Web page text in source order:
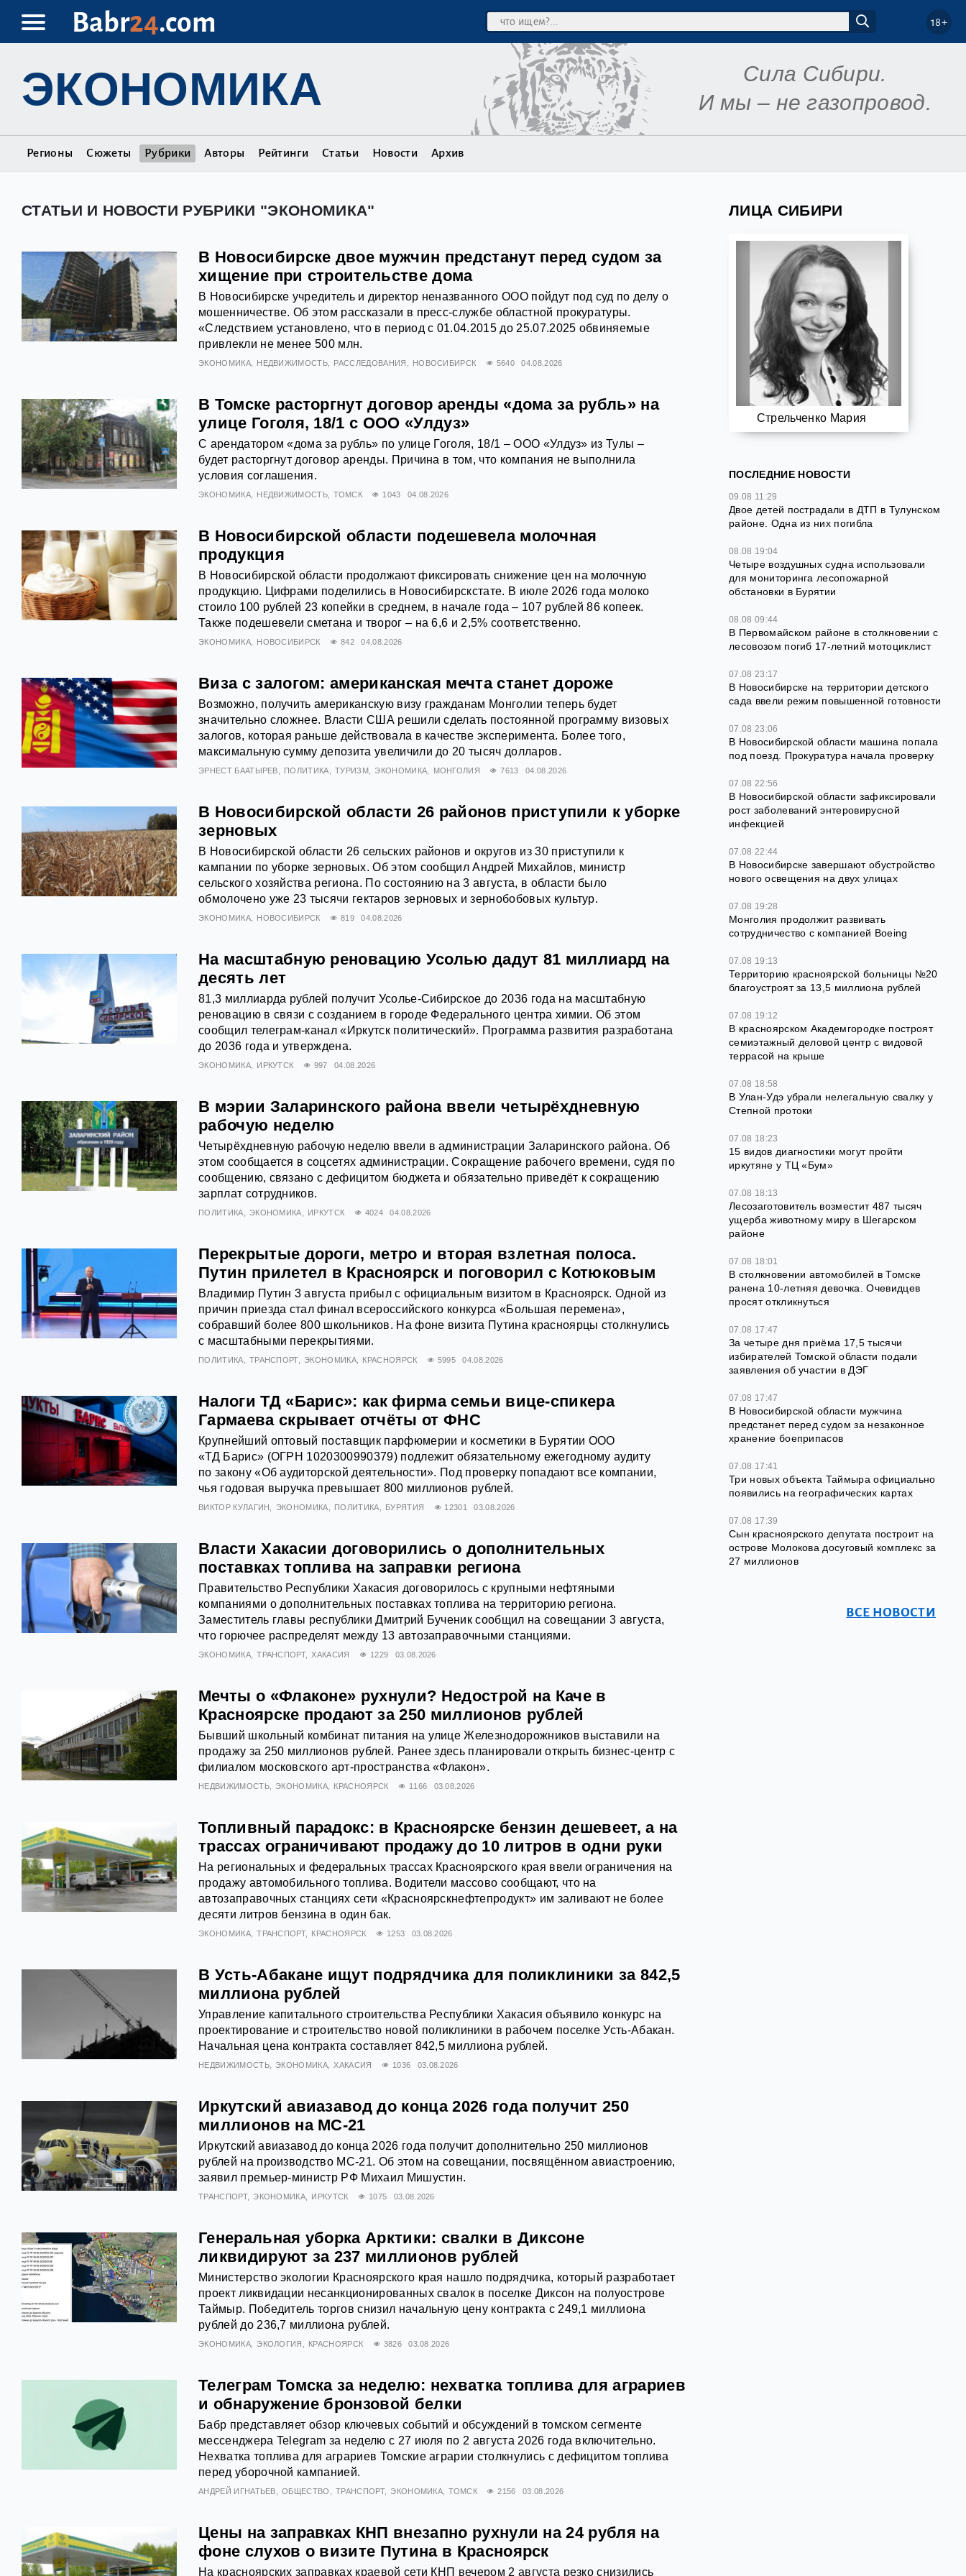
Babr24.com 18+
Сила Сибири.
И мы – не газопровод.
ЭКОНОМИКА
Регионы Сюжеты Рубрики Авторы Рейтинги Статьи Новости Архив
СТАТЬИ И НОВОСТИ РУБРИКИ "ЭКОНОМИКА"
В Новосибирске двое мужчин предстанут перед судом за
хищение при строительстве дома
В Новосибирске учредитель и директор неназванного ООО пойдут под суд по делу о
мошенничестве. Об этом рассказали в пресс-службе областной прокуратуры.
«Следствием установлено, что в период с 01.04.2015 до 25.07.2025 обвиняемые
привлекли не менее 500 млн.
ЭКОНОМИКА НЕДВИЖИМОСТЬ РАССЛЕДОВАНИЯ НОВОСИБИРСК 5640 04.08.2026
В Томске расторгнут договор аренды «дома за рубль» на
улице Гоголя, 18/1 с ООО «Улдуз»
С арендатором «дома за рубль» по улице Гоголя, 18/1 – ООО «Улдуз» из Тулы –
будет расторгнут договор аренды. Причина в том, что компания не выполнила
условия соглашения.
ЭКОНОМИКА НЕДВИЖИМОСТЬ ТОМСК 1043 04.08.2026
В Новосибирской области подешевела молочная
продукция
В Новосибирской области продолжают фиксировать снижение цен на молочную
продукцию. Цифрами поделились в Новосибирскстате. В июле 2026 года молоко
стоило 100 рублей 23 копейки в среднем, в начале года – 107 рублей 86 копеек.
Также подешевели сметана и творог – на 6,6 и 2,5% соответственно.
ЭКОНОМИКА НОВОСИБИРСК 842 04.08.2026
Виза с залогом: американская мечта станет дороже
Возможно, получить американскую визу гражданам Монголии теперь будет
значительно сложнее. Власти США решили сделать постоянной программу визовых
залогов, которая раньше действовала в качестве эксперимента. Более того,
максимальную сумму депозита увеличили до 20 тысяч долларов.
ЭРНЕСТ БААТЫРЕВ ПОЛИТИКА ТУРИЗМ ЭКОНОМИКА МОНГОЛИЯ 7613 04.08.2026
В Новосибирской области 26 районов приступили к уборке
зерновых
В Новосибирской области 26 сельских районов и округов из 30 приступили к
кампании по уборке зерновых. Об этом сообщил Андрей Михайлов, министр
сельского хозяйства региона. По состоянию на 3 августа, в области было
обмолочено уже 23 тысячи гектаров зерновых и зернобобовых культур.
ЭКОНОМИКА НОВОСИБИРСК 819 04.08.2026
На масштабную реновацию Усолью дадут 81 миллиард на
десять лет
81,3 миллиарда рублей получит Усолье‑Сибирское до 2036 года на масштабную
реновацию в связи с созданием в городе Федерального центра химии. Об этом
сообщил телеграм‑канал «Иркутск политический». Программа развития разработана
до 2036 года и утверждена.
ЭКОНОМИКА ИРКУТСК 997 04.08.2026
В мэрии Заларинского района ввели четырёхдневную
рабочую неделю
Четырёхдневную рабочую неделю ввели в администрации Заларинского района. Об
этом сообщается в соцсетях администрации. Сокращение рабочего времени, судя по
сообщению, связано с дефицитом бюджета и обязательно приведёт к сокращению
зарплат сотрудников.
ПОЛИТИКА ЭКОНОМИКА ИРКУТСК 4024 04.08.2026
Перекрытые дороги, метро и вторая взлетная полоса.
Путин прилетел в Красноярск и поговорил с Котюковым
Владимир Путин 3 августа прибыл с официальным визитом в Красноярск. Одной из
причин приезда стал финал всероссийского конкурса «Большая перемена»,
собравший более 800 школьников. На фоне визита Путина красноярцы столкнулись
с масштабными перекрытиями.
ПОЛИТИКА ТРАНСПОРТ ЭКОНОМИКА КРАСНОЯРСК 5995 04.08.2026
Налоги ТД «Барис»: как фирма семьи вице-спикера
Гармаева скрывает отчёты от ФНС
Крупнейший оптовый поставщик парфюмерии и косметики в Бурятии ООО
«ТД Барис» (ОГРН 1020300990379) подлежит обязательному ежегодному аудиту
по закону «Об аудиторской деятельности». Под проверку попадают все компании,
чья годовая выручка превышает 800 миллионов рублей.
ВИКТОР КУЛАГИН ЭКОНОМИКА ПОЛИТИКА БУРЯТИЯ 12301 03.08.2026
Власти Хакасии договорились о дополнительных
поставках топлива на заправки региона
Правительство Республики Хакасия договорилось с крупными нефтяными
компаниями о дополнительных поставках топлива на территорию региона.
Заместитель главы республики Дмитрий Бученик сообщил на совещании 3 августа,
что горючее распределят между 13 автозаправочными станциями.
ЭКОНОМИКА ТРАНСПОРТ ХАКАСИЯ 1229 03.08.2026
Мечты о «Флаконе» рухнули? Недострой на Каче в
Красноярске продают за 250 миллионов рублей
Бывший школьный комбинат питания на улице Железнодорожников выставили на
продажу за 250 миллионов рублей. Ранее здесь планировали открыть бизнес-центр с
филиалом московского арт-пространства «Флакон».
НЕДВИЖИМОСТЬ ЭКОНОМИКА КРАСНОЯРСК 1166 03.08.2026
Топливный парадокс: в Красноярске бензин дешевеет, а на
трассах ограничивают продажу до 10 литров в одни руки
На региональных и федеральных трассах Красноярского края ввели ограничения на
продажу автомобильного топлива. Водители массово сообщают, что на
автозаправочных станциях сети «Красноярскнефтепродукт» им заливают не более
десяти литров бензина в один бак.
ЭКОНОМИКА ТРАНСПОРТ КРАСНОЯРСК 1253 03.08.2026
В Усть-Абакане ищут подрядчика для поликлиники за 842,5
миллиона рублей
Управление капитального строительства Республики Хакасия объявило конкурс на
проектирование и строительство новой поликлиники в рабочем поселке Усть-Абакан.
Начальная цена контракта составляет 842,5 миллиона рублей.
НЕДВИЖИМОСТЬ ЭКОНОМИКА ХАКАСИЯ 1036 03.08.2026
Иркутский авиазавод до конца 2026 года получит 250
миллионов на МС-21
Иркутский авиазавод до конца 2026 года получит дополнительно 250 миллионов
рублей на производство МС‑21. Об этом на совещании, посвящённом авиастроению,
заявил премьер‑министр РФ Михаил Мишустин.
ТРАНСПОРТ ЭКОНОМИКА ИРКУТСК 1075 03.08.2026
Генеральная уборка Арктики: свалки в Диксоне
ликвидируют за 237 миллионов рублей
Министерство экологии Красноярского края нашло подрядчика, который разработает
проект ликвидации несанкционированных свалок в поселке Диксон на полуострове
Таймыр. Победитель торгов снизил начальную цену контракта с 249,1 миллиона
рублей до 236,7 миллиона рублей.
ЭКОНОМИКА ЭКОЛОГИЯ КРАСНОЯРСК 3826 03.08.2026
Телеграм Томска за неделю: нехватка топлива для аграриев
и обнаружение бронзовой белки
Бабр представляет обзор ключевых событий и обсуждений в томском сегменте
мессенджера Telegram за неделю с 27 июля по 2 августа 2026 года включительно.
Нехватка топлива для аграриев Томские аграрии столкнулись с дефицитом топлива
перед уборочной кампанией.
АНДРЕЙ ИГНАТЬЕВ ОБЩЕСТВО ТРАНСПОРТ ЭКОНОМИКА ТОМСК 2156 03.08.2026
Цены на заправках КНП внезапно рухнули на 24 рубля на
фоне слухов о визите Путина в Красноярск
На красноярских заправках краевой сети КНП вечером 2 августа резко снизились
ЛИЦА СИБИРИ
Стрельченко Мария
ПОСЛЕДНИЕ НОВОСТИ
09.08 11:29
Двое детей пострадали в ДТП в Тулунском
районе. Одна из них погибла
08.08 19:04
Четыре воздушных судна использовали
для мониторинга лесопожарной
обстановки в Бурятии
08.08 09:44
В Первомайском районе в столкновении с
лесовозом погиб 17-летний мотоциклист
07.08 23:17
В Новосибирске на территории детского
сада ввели режим повышенной готовности
07.08 23:06
В Новосибирской области машина попала
под поезд. Прокуратура начала проверку
07.08 22:56
В Новосибирской области зафиксировали
рост заболеваний энтеровирусной
инфекцией
07.08 22:44
В Новосибирске завершают обустройство
нового освещения на двух улицах
07.08 19:28
Монголия продолжит развивать
сотрудничество с компанией Boeing
07.08 19:13
Территорию красноярской больницы №20
благоустроят за 13,5 миллиона рублей
07.08 19:12
В красноярском Академгородке построят
семиэтажный деловой центр с видовой
террасой на крыше
07.08 18:58
В Улан-Удэ убрали нелегальную свалку у
Степной протоки
07.08 18:23
15 видов диагностики могут пройти
иркутяне у ТЦ «Бум»
07.08 18:13
Лесозаготовитель возместит 487 тысяч
ущерба животному миру в Шегарском
районе
07.08 18:01
В столкновении автомобилей в Томске
ранена 10-летняя девочка. Очевидцев
просят откликнуться
07.08 17:47
За четыре дня приёма 17,5 тысячи
избирателей Томской области подали
заявления об участии в ДЭГ
07.08 17:47
В Новосибирской области мужчина
предстанет перед судом за незаконное
хранение боеприпасов
07.08 17:41
Три новых объекта Таймыра официально
появились на географических картах
07.08 17:39
Сын красноярского депутата построит на
острове Молокова досуговый комплекс за
27 миллионов
ВСЕ НОВОСТИ